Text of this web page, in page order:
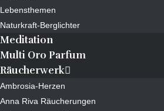
Lebensthemen
Naturkraft-Berglichter
Meditation
Multi Oro Parfum
Räucherwerk
Ambrosia-Herzen
Anna Riva Räucherungen